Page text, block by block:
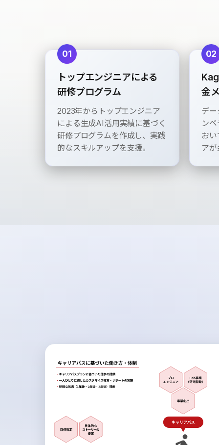
01
トップエンジニアによる
研修プログラム
2023年からトップエンジニア
による生成AI活用実績に基づく
研修プログラムを作成し、実践
的なスキルアップを支援。
02
金
デ
ン
お
ア